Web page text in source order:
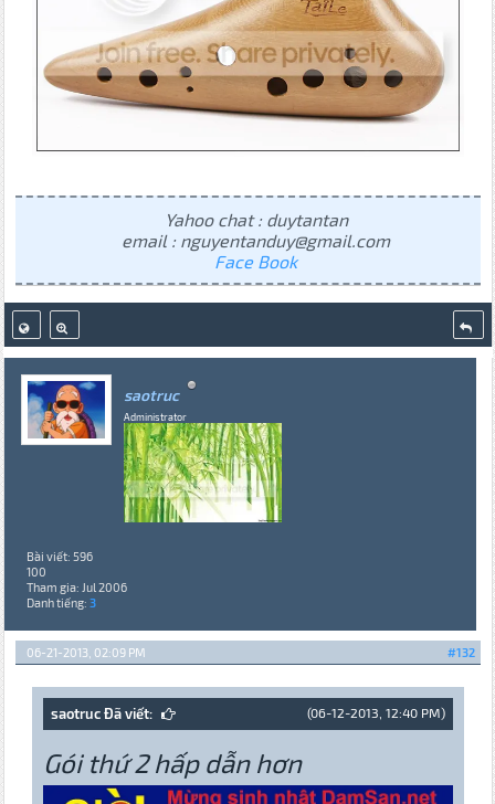
Yahoo chat : duytantan
email : nguyentanduy@gmail.com
Face Book
saotruc
Administrator
Bài viết: 596
100
Tham gia: Jul 2006
Danh tiếng: 3
#132
06-21-2013, 02:09 PM
(06-12-2013, 12:40 PM)
saotruc Đã viết:
Gói thứ 2 hấp dẫn hơn